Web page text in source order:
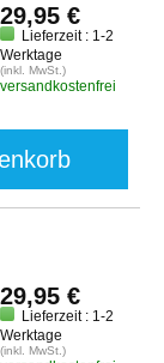
29,95 €
Lieferzeit : 1-2
Werktage
(inkl. MwSt.)
versandkostenfrei
29,95 €
Lieferzeit : 1-2
Werktage
(inkl. MwSt.)